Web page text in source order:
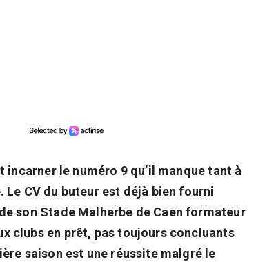
incarner le numéro 9 qu’il manque tant à
CV du buteur est déjà bien fourni
son Stade Malherbe de Caen formateur
clubs en prêt, pas toujours concluants
saison est une réussite malgré le